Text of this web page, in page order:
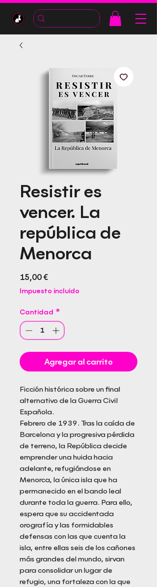
Resistir es
vencer. La
república de
Menorca
15,00 €Precio
Impuesto incluido
Cantidad *
Agregar al carrito
Ficción histórica sobre un final
alternativo de la Guerra Civil
Española.
Febrero de 1939. Tras la caída de
Barcelona y la progresiva pérdida
de terreno, la República decide
emprender una huida hacia
adelante, refugiándose en
Menorca, la única isla que ha
permanecido en el bando leal
durante toda la guerra. Para ello,
espera que su accidentada
orografía y las formidables
defensas con las que cuenta la
isla, entre ellas seis de los cañones
más grandes del mundo, sirvan
para consolidar un lugar de
refugio, una fortaleza con la que